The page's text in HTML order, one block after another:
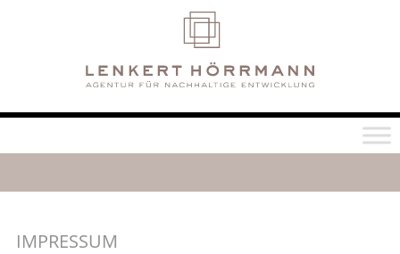
IMPRESSUM